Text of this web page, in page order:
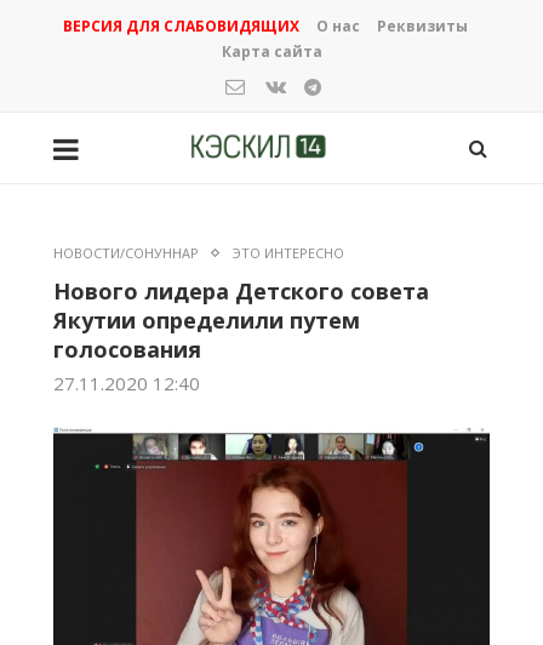
ВЕРСИЯ ДЛЯ СЛАБОВИДЯЩИХ О нас
Реквизиты
Карта сайта
НОВОСТИ/СОНУННАР ЭТО ИНТЕРЕСНО
Нового лидера Детского совета
Якутии определили путем
голосования
27.11.2020 12:40